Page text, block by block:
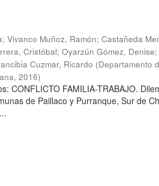
;Vivanco Muñoz, Ramón;Castañeda
Cristóbal;Oyarzún Gómez, Denise
Cuzmar, Ricardo (Departamento
,2016)
CONFLICTO FAMILIA-TRABAJO.
de Paillaco y Purranque, Sur de